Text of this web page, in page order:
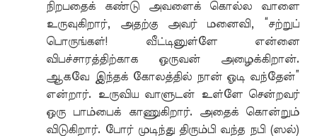
நிறபதைக் கண்டு அவளைக் கொல்ல வாளை
உருவுகிறார், அதற்கு அவர் மனைவி, “சற்றுப்
பொருங்கள்! வீட்டினுள்ளே என்னை
விபச்சாரத்திற்காக ஒருவன் அழைக்கிறான்.
ஆகவே இந்தக் கோலத்தில் நான் ஓடி வந்தேன்”
என்றார். உருவிய வாளுடன் உள்ளே சென்றவர்
ஒரு பாம்பைக் காணுகிறார். அதைக் கொன்றும்
விடுகிறார். போர் முடிந்து திரும்பி வந்த நபி (ஸல்)